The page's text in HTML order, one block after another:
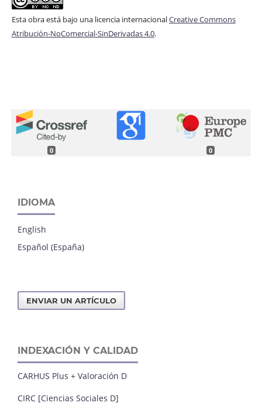
Esta obra está bajo una licencia internacionalCreative Commons
Atribución-NoComercial-SinDerivadas 4.0.
0 0
IDIOMA
English
Español (España)
ENVIAR UN ARTÍCULO
INDEXACIÓN Y CALIDAD
CARHUS Plus + Valoración D
CIRC [Ciencias Sociales D]